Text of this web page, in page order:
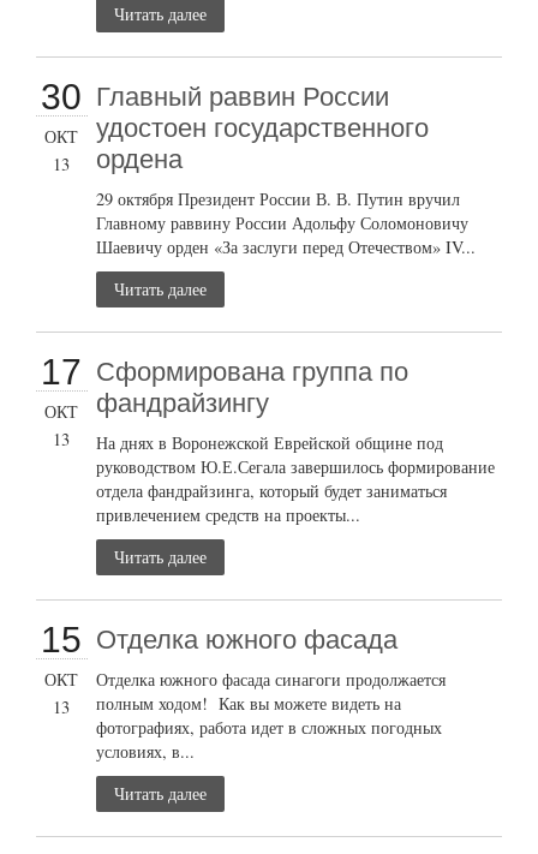
Читать далее
30
ОКТ
13
Главный раввин России
удостоен государственного
ордена
29 октября Президент России В. В. Путин вручил
Главному раввину России Адольфу Соломоновичу
Шаевичу орден «За заслуги перед Отечеством» IV...
Читать далее
17
ОКТ
13
Сформирована группа по
фандрайзингу
На днях в Воронежской Еврейской общине под
руководством Ю.Е.Сегала завершилось формирование
отдела фандрайзинга, который будет заниматься
привлечением средств на проекты...
Читать далее
15
ОКТ
13
Отделка южного фасада
Отделка южного фасада синагоги продолжается
полным ходом! Как вы можете видеть на
фотографиях, работа идет в сложных погодных
условиях, в...
Читать далее